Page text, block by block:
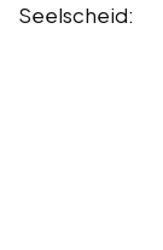
Seelscheid: